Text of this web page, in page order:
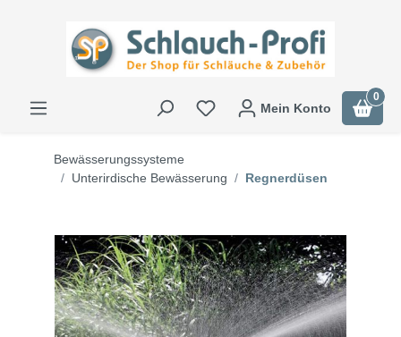
Mein Konto
0
Bewässerungssysteme
Unterirdische Bewässerung
Regnerdüsen